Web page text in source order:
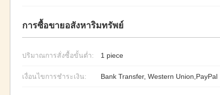
การซื้อขายอสังหาริมทรัพย์
ปริมาณการสั่งซื้อขั้นต่ำ: 1 piece
เงื่อนไขการชำระเงิน: Bank Transfer, Western Union,PayPal